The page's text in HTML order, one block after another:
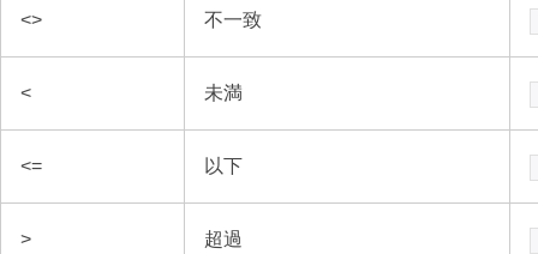
<> 不一致
< 未満
<= 以下
> 超過